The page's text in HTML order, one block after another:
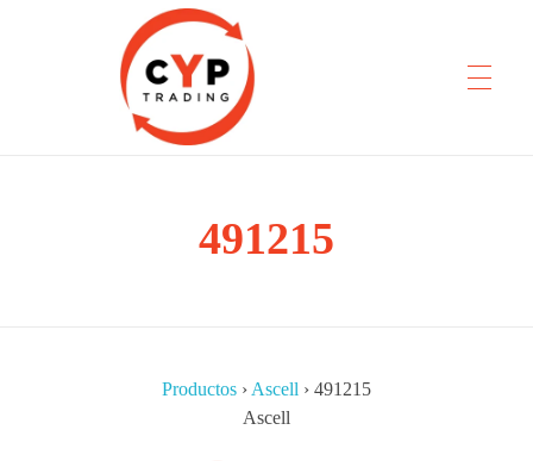
491215
Productos › Ascell › 491215
Ascell